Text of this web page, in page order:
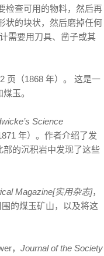
检查可用的物料，然后再
状的块状，然后磨掉任何
需要用刀具、凿子或其
页（1868 年）。 这是一
玉。
Science
年）。作者介绍了发
的沉积岩中发现了这些
Magazine[实用杂志]，
的煤玉矿山，以及将这
， Journal of the Society